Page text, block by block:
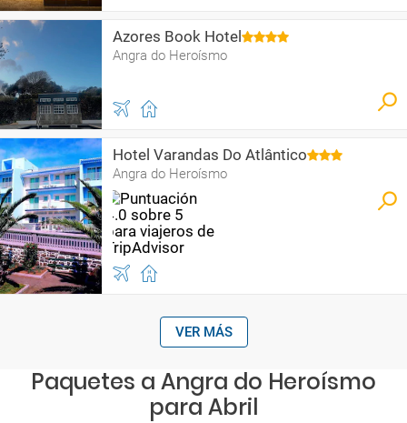
Azores Book Hotel
Angra do Heroísmo
Hotel Varandas Do Atlântico
Angra do Heroísmo
VER MÁS
Paquetes a Angra do Heroísmo
para Abril